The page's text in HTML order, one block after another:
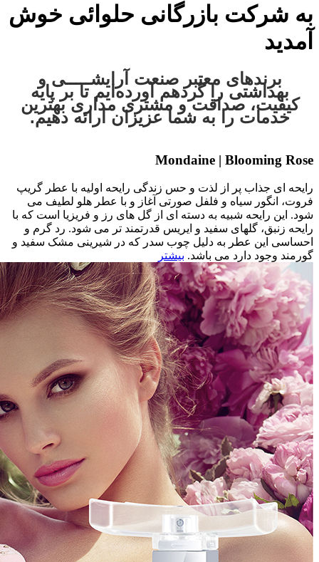
به شرکت بازرگانی حلوائی خوش
آمدید
برندهای معتبر صنعت آرایشـــــی و
بهداشتی را گردهم آورده‌ایم تا بر پایه
کیفیت، صداقت و مشتری مداری بهترین
خدمات را به شما عزیزان ارائه دهیم.
Mondaine | Blooming Rose
رایحه ای جذاب پر از لذت و حس زندگی رایحه اولیه با عطر گریپ
فروت، انگور سیاه و فلفل صورتی آغاز و با عطر هلو لطیف می
شود. این رایحه شبیه به دسته ای از گل های رز و فریزیا است که با
رایحه زنبق، گلهای سفید و ایریس قدرتمند تر می شود. رد گرم و
احساسی این عطر به دلیل چوب سدر که در شیرینی مشک سفید و
گورمند وجود دارد می باشد. بیشتر